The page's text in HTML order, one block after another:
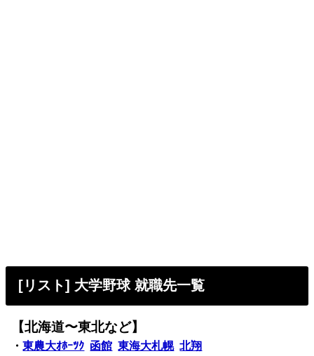
[リスト] 大学野球 就職先一覧
【北海道〜東北など】
・東農大ｵﾎｰﾂｸ 函館 東海大札幌 北翔